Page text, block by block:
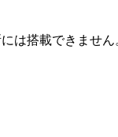
は搭載できませ